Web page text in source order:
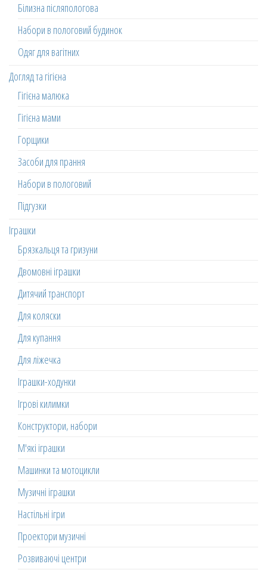
Білизна післяпологова
Набори в пологовий будинок
Одяг для вагітних
Догляд та гігієна
Гігієна малюка
Гігієна мами
Горщики
Засоби для прання
Набори в пологовий
Підгузки
Іграшки
Брязкальця та гризуни
Двомовні іграшки
Дитячий транспорт
Для коляски
Для купання
Для ліжечка
Іграшки-ходунки
Ігрові килимки
Конструктори, набори
М'які іграшки
Машинки та мотоцикли
Музичні іграшки
Настільні ігри
Проектори музичні
Розвиваючі центри